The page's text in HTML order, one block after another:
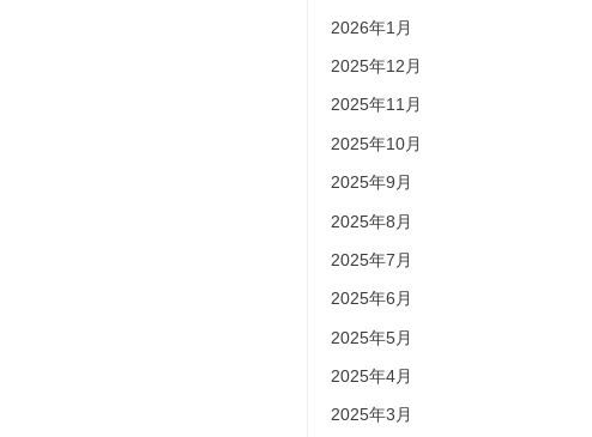
2026年1月
2025年12月
2025年11月
2025年10月
2025年9月
2025年8月
2025年7月
2025年6月
2025年5月
2025年4月
2025年3月